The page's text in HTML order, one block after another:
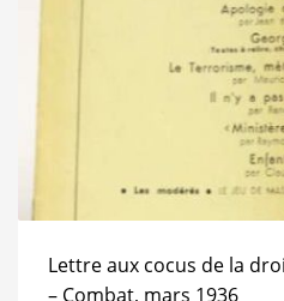
Lettre aux cocus de la
– Combat, mars 1936